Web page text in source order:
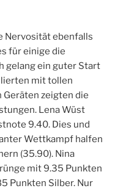
Nervosität ebenfalls
für einige die
gelang ein guter Start
mit tollen
Geräten zeigten die
Lena Wüst
9.40. Dies und
Wettkampf halfen
(35.90). Nina
mit 9.35 Punkten
Punkten Silber. Nur